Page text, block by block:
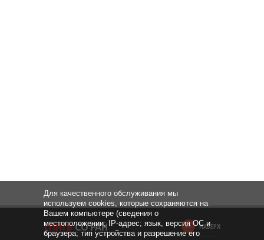
НАВЕРХ
Для качественного обслуживания мы
используем cookies, которые сохраняются на
Вашем компьютере (сведения о
местоположении; IP-адрес; язык, версия ОС и
браузера; тип устройства и разрешение его